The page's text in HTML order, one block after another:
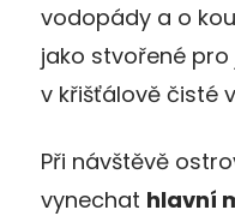
vodopády a o
jako stvořené
v křišťálově čisté
Při návštěvě
vynechat hlavní